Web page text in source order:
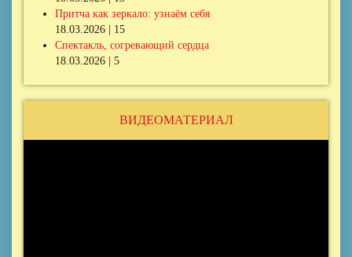
Притча как зеркало: узнаём себя
18.03.2026 | 15
Спектакль, согревающий сердца
18.03.2026 | 5
ВИДЕОМАТЕРИАЛ